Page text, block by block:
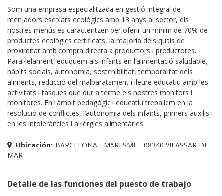
Som una empresa especialitzada en gestió integral de
menjadors escolars ecològics amb 13 anys al sector, els
nostres menús es caracteritzen per oferir un mínim de 70% de
productes ecològics certificats, la majoria dels quals de
proximitat amb compra directa a productors i productores.
Paral·lelament, eduquem als infants en l’alimentació saludable,
hàbits socials, autonomia, sostenibilitat, temporalitat dels
aliments, reducció del malbaratament i lleure educatiu amb les
activitats i tasques que dur a terme els nostres monitors i
monitores. En l'àmbit pedagògic i educatiu treballem en la
resolució de conflictes, l’autonomia dels infants, primers auxilis i
en les intoleràncies i al·lèrgies alimentàries.
Ubicación: BARCELONA - MARESME - 08340 VILASSAR DE
MAR
Detalle de las funciones del puesto de trabajo